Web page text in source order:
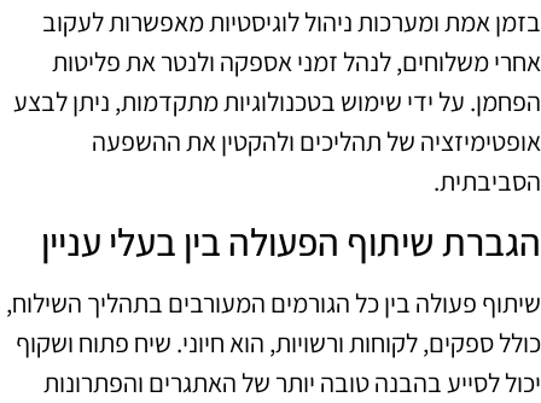
בזמן אמת ומערכות ניהול לוגיסטיות מאפשרות לעקוב
אחרי משלוחים, לנהל זמני אספקה ולנטר את פליטות
הפחמן. על ידי שימוש בטכנולוגיות מתקדמות, ניתן לבצע
אופטימיזציה של תהליכים ולהקטין את ההשפעה
הסביבתית.
הגברת שיתוף הפעולה בין בעלי עניין
שיתוף פעולה בין כל הגורמים המעורבים בתהליך השילוח,
כולל ספקים, לקוחות ורשויות, הוא חיוני. שיח פתוח ושקוף
יכול לסייע בהבנה טובה יותר של האתגרים והפתרונות